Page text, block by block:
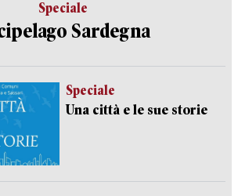
Speciale
Sardegna
Speciale
Una città e le sue storie